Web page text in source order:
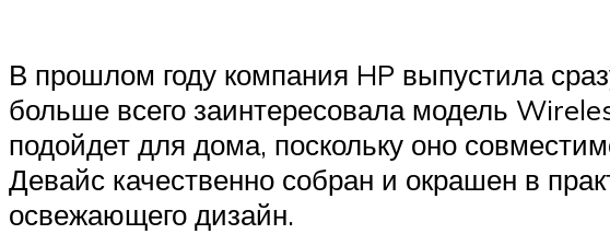
В прошлом году компания HP выпустила
больше всего заинтересовала модель
подойдет для дома, поскольку оно
Девайс качественно собран и окрашен в
освежающего дизайн.